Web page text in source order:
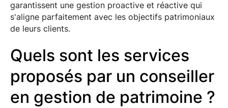
garantissent une gestion proactive et réactive qui
s'aligne parfaitement avec les objectifs patrimoniaux
de leurs clients.
Quels sont les services
proposés par un conseiller
en gestion de patrimoine ?